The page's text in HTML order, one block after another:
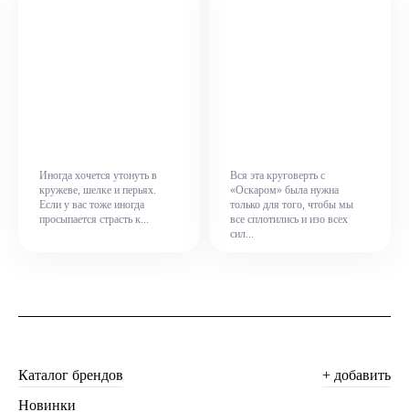
Иногда хочется утонуть в
кружеве, шелке и перьях.
Если у вас тоже иногда
просыпается страсть к...
Вся эта круговерть с
«Оскаром» была нужна
только для того, чтобы мы
все сплотились и изо всех
сил...
Каталог брендов
Новинки
+ добавить